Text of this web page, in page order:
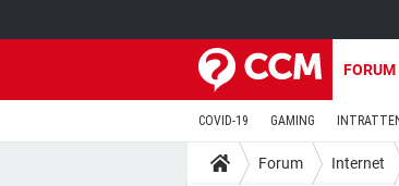
FORUM
COVID-19 GAMING
Forum Internet